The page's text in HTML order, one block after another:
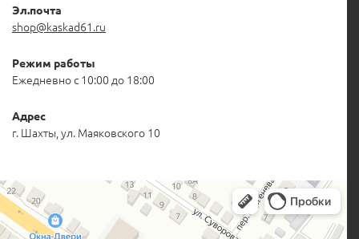
Эл.почта
shop@kaskad61.ru
Режим работы
Ежедневно с 10:00 до 18:00
Адрес
г. Шахты, ул. Маяковского 10